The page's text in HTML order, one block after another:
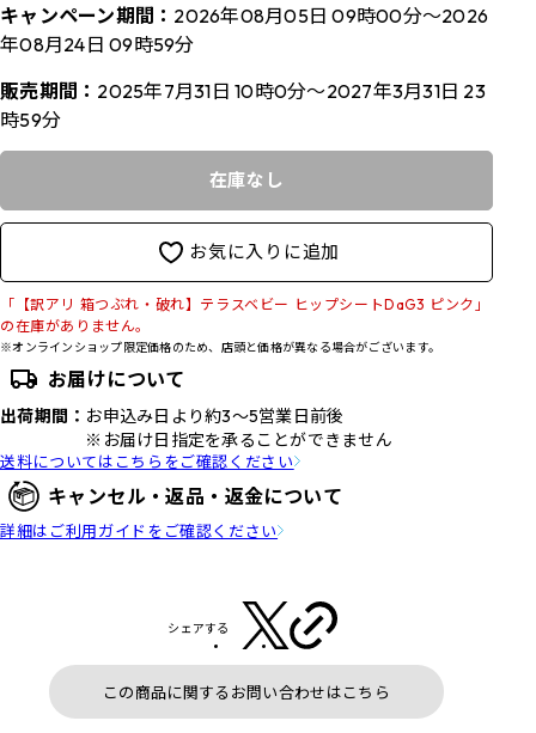
キャンペーン期間： 2026年08月05日 09時00分～2026
年08月24日 09時59分
販売期間： 2025年7月31日 10時0分～2027年3月31日 23
時59分
在庫なし
お気に入りに追加
「【訳アリ 箱つぶれ・破れ】テラスベビー ヒップシートDaG3 ピンク」
の在庫がありません。
※オンラインショップ限定価格のため、店頭と価格が異なる場合がございます。
お届けについて
出荷期間： お申込み日より約3～5営業日前後
※お届け日指定を承ることができません
送料についてはこちらをご確認ください
キャンセル・返品・返金について
詳細はご利用ガイドをご確認ください
シェアする
この商品に関するお問い合わせはこちら